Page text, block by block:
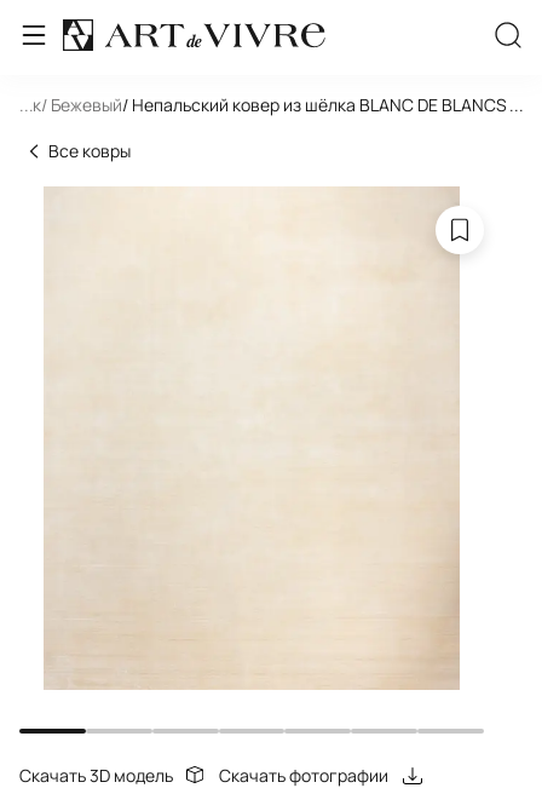
... / Бежевый/ Непальский ковер из шёлка BLANC DE BLANCS H-
...
Все ковры
Скачать 3D модель Скачать фотографии